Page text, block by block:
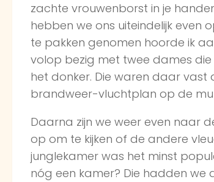
zachte vrouwenborst in je
hebben we ons uiteindelijk even
te pakken genomen hoorde ik
volop bezig met twee dames
het donker. Die waren daar vast
brandweer-vluchtplan op de
Daarna zijn we weer even naar
op om te kijken of de andere
junglekamer was het minst
nóg een kamer? Die hadden we